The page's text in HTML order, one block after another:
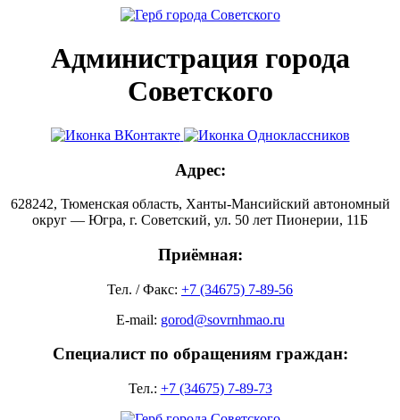
Администрация города
Советского
Адрес:
628242, Тюменская область, Ханты-Мансийский автономный
округ — Югра, г. Советский, ул. 50 лет Пионерии, 11Б
Приёмная:
Тел. / Факс: +7 (34675) 7-89-56
E-mail: gorod@sovrnhmao.ru
Специалист по обращениям граждан:
Тел.: +7 (34675) 7-89-73